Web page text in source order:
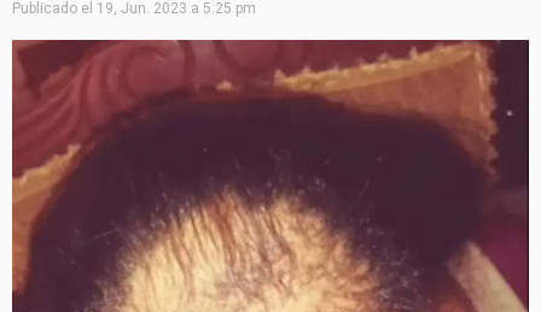
Publicado el 19, Jun. 2023 a 5:25 pm